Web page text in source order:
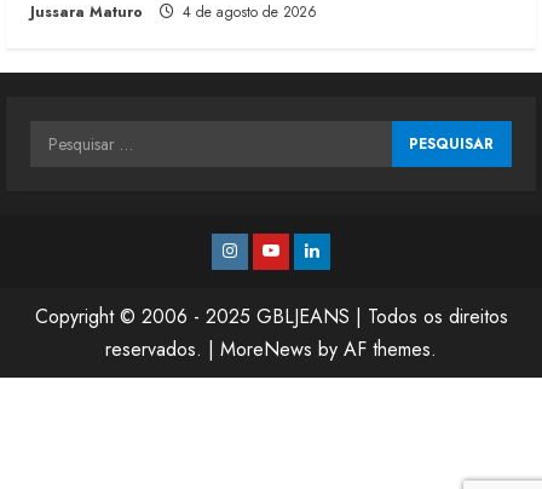
Jussara Maturo 4 de agosto de 2026
Pesquisar
Instagram
YoutubeLinkedin
Copyright © 2006 - 2025 GBLJEANS | Todos os direitos
reservados. | MoreNews by AF themes.